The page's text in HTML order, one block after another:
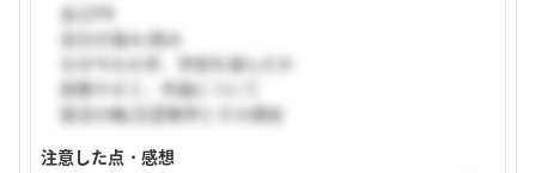
自己PR
自分の強み/弱み
なぜ今の大学、学部を選んだか
授業やゼミ、卒論について
就活の軸/志望業界とその理由
注意した点・感想